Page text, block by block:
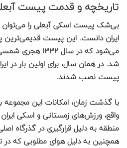
تاریخچه و قدمت پیست
بی‌شک پیست اسکی آبعلی را می‌توان
ایران دانست. این پیست
شد. در همان سال، برای اولین بار در
پیست نصب شدند.
با گذشت زمان، امکانات این
واقع، ورزش‌های زمستانی و اسکی
منطقه به دلیل قرارگیری در گذرگاه
همچنین به دلیل هوای مطلوبی که در